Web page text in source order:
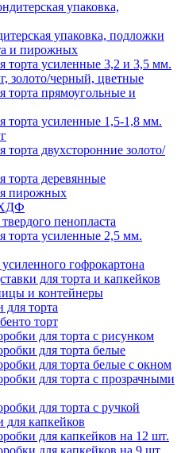
упаковка, подложки
и пирожных
торта усиленные 3,2 и 3,5 мм.
золото/черный, цветные
торта прямоугольные и
торта усиленные 1,5-1,8 мм.
двухсторонние золото/
торта деревянные
пирожных
пенопласта
торта усиленные 2,5 мм.
гофрокартона
для торта и капкейков
и контейнеры
торта
торт
для торта с рисунком
для торта белые
для торта белые с окном
для торта с прозрачными
для торта с ручкой
для капкейков
для капкейков на 12 шт.
для капкейков на 9 шт.